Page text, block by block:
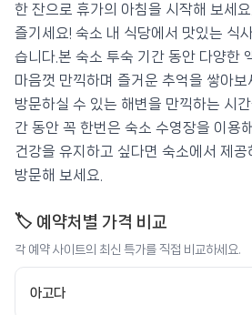
한 잔으로 휴가의 아침을 시작해 보세
즐기세요! 숙소 내 식당에서 맛있는 식
습니다.본 숙소 투숙 기간 동안 다양한
마음껏 만끽하며 즐거운 추억을 쌓아보
방문하실 수 있는 해변을 만끽하는 시
간 동안 꼭 한번은 숙소 수영장을 이용
건강을 유지하고 싶다면 숙소에서 제
방문해 보세요.
🏷️ 예약처별 가격 비교
각 예약 사이트의 최신 특가를 직접 비교하세요.
아고다